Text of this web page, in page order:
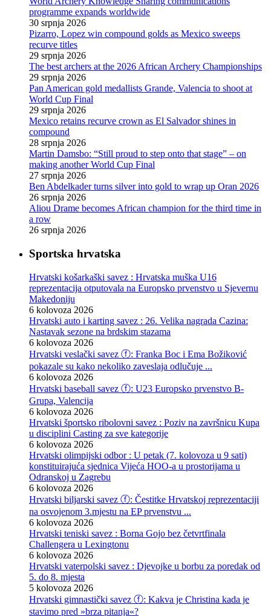
programme expands worldwide
30 srpnja 2026
Pizarro, Lopez win compound golds as Mexico sweeps
recurve titles
29 srpnja 2026
The best archers at the 2026 African Archery Championships
29 srpnja 2026
Pan American gold medallists Grande, Valencia to shoot at
World Cup Final
29 srpnja 2026
Mexico retains recurve crown as El Salvador shines in
compound
28 srpnja 2026
Martin Damsbo: “Still proud to step onto that stage” – on
making another World Cup Final
27 srpnja 2026
Ben Abdelkader turns silver into gold to wrap up Oran 2026
26 srpnja 2026
Aliou Drame becomes African champion for the third time in
a row
26 srpnja 2026
Sportska hrvatska
Hrvatski košarkaški savez : Hrvatska muška U16
reprezentacija otputovala na Europsko prvenstvo u Sjevernu
Makedoniju
6 kolovoza 2026
Hrvatski auto i karting savez : 26. Velika nagrada Cazina:
Nastavak sezone na brdskim stazama
6 kolovoza 2026
Hrvatski veslački savez ⓕ: Franka Boc i Ema Božiković
pokazale su kako nekoliko zaveslaja odlučuje ...
6 kolovoza 2026
Hrvatski baseball savez ⓕ: U23 Europsko prvenstvo B-
Grupa, Valencija
6 kolovoza 2026
Hrvatski športsko ribolovni savez : Poziv na završnicu Kupa
u disciplini Casting za sve kategorije
6 kolovoza 2026
Hrvatski olimpijski odbor : U petak (7. kolovoza u 9 sati)
konstituirajuća sjednica Vijeća HOO-a u prostorijama u
Odranskoj u Zagrebu
6 kolovoza 2026
Hrvatski biljarski savez ⓕ: Čestitke Hrvatskoj reprezentaciji
na osvojenom 3.mjestu na EP prvenstvu ...
6 kolovoza 2026
Hrvatski teniski savez : Borna Gojo bez četvrtfinala
Challengera u Lexingtonu
6 kolovoza 2026
Hrvatski vaterpolski savez : Djevojke u borbu za poredak od
5. do 8. mjesta
5 kolovoza 2026
Hrvatski gimnastički savez ⓕ: Kakva je Christina kada je
stavimo pred »brza pitanja«?